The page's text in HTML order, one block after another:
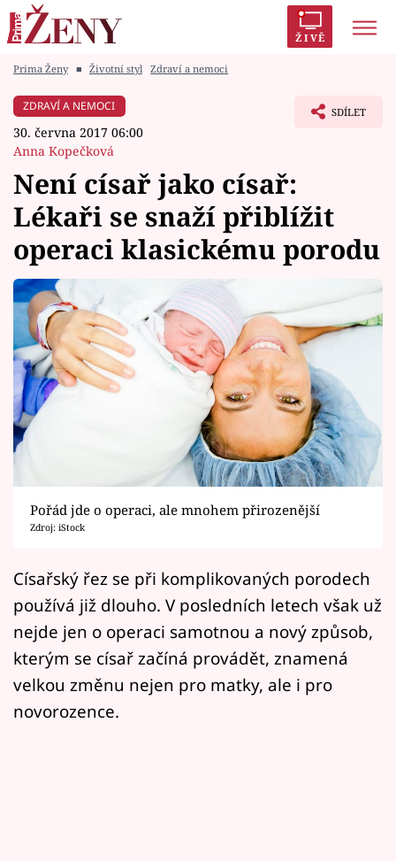
ŽIVĚ
Módní alarm
Zrádci
Témata
Celebrity
Vztahy
Seriály
Horoskopy
Filmový festival Karlovy Vary
Pořady
Mámy sobě
Přihlášení
Sledujte nás
Prima Ženy ■ Životní styl Zdraví a nemoci
ZDRAVÍ A NEMOCI
30. června 2017 06:00
Anna Kopečková
SDÍLET
Není císař jako císař:
Lékaři se snaží přiblížit
operaci klasickému porodu
Pořád jde o operaci, ale mnohem přirozenější
Zdroj: iStock
Císařský řez se při komplikovaných porodech
používá již dlouho. V posledních letech však už
nejde jen o operaci samotnou a nový způsob,
kterým se císař začíná provádět, znamená
velkou změnu nejen pro matky, ale i pro
novorozence.